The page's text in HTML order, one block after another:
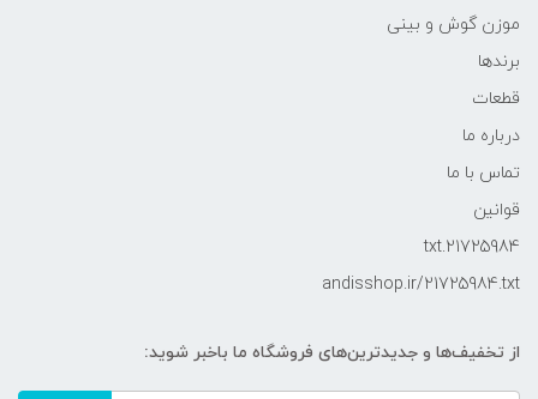
موزن گوش و بینی
برندها
قطعات
درباره ما
تماس با ما
قوانین
21725984.txt
andisshop.ir/21725984.txt
از تخفیف‌ها و جدیدترین‌های فروشگاه ما باخبر شوید: